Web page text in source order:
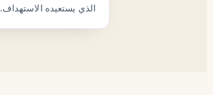
الذي يستعيده الاستهداف.